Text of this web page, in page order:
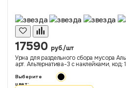
17590 руб./шт
Урна для раздельного сбора мусора
арт. Альтернатива-3 с наклейками, код:
Выберите
цвет: